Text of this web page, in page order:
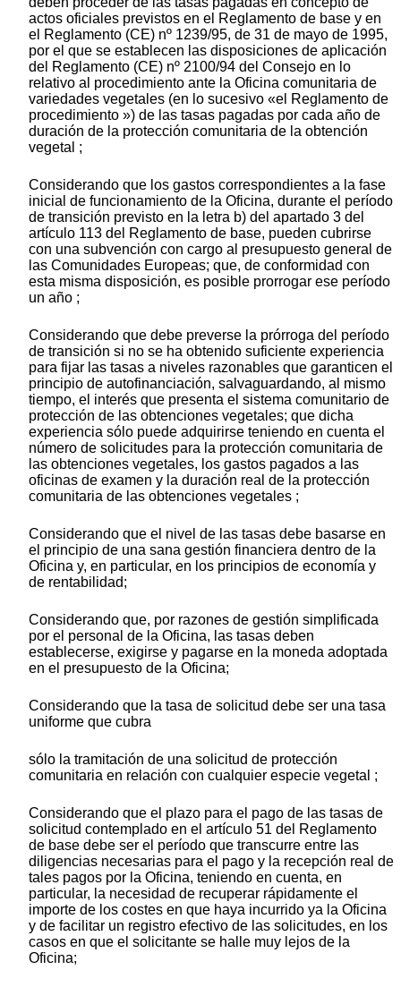
actos oficiales previstos en el Reglamento de base y en
el Reglamento (CE) nº 1239/95, de 31 de mayo de 1995,
por el que se establecen las disposiciones de aplicación
del Reglamento (CE) nº 2100/94 del Consejo en lo
relativo al procedimiento ante la Oficina comunitaria de
variedades vegetales (en lo sucesivo «el Reglamento de
procedimiento ») de las tasas pagadas por cada año de
duración de la protección comunitaria de la obtención
vegetal ;
Considerando que los gastos correspondientes a la fase
inicial de funcionamiento de la Oficina, durante el período
de transición previsto en la letra b) del apartado 3 del
artículo 113 del Reglamento de base, pueden cubrirse
con una subvención con cargo al presupuesto general de
las Comunidades Europeas; que, de conformidad con
esta misma disposición, es posible prorrogar ese período
un año ;
Considerando que debe preverse la prórroga del período
de transición si no se ha obtenido suficiente experiencia
para fijar las tasas a niveles razonables que garanticen el
principio de autofinanciación, salvaguardando, al mismo
tiempo, el interés que presenta el sistema comunitario de
protección de las obtenciones vegetales; que dicha
experiencia sólo puede adquirirse teniendo en cuenta el
número de solicitudes para la protección comunitaria de
las obtenciones vegetales, los gastos pagados a las
oficinas de examen y la duración real de la protección
comunitaria de las obtenciones vegetales ;
Considerando que el nivel de las tasas debe basarse en
el principio de una sana gestión financiera dentro de la
Oficina y, en particular, en los principios de economía y
de rentabilidad;
Considerando que, por razones de gestión simplificada
por el personal de la Oficina, las tasas deben
establecerse, exigirse y pagarse en la moneda adoptada
en el presupuesto de la Oficina;
Considerando que la tasa de solicitud debe ser una tasa
uniforme que cubra
sólo la tramitación de una solicitud de protección
comunitaria en relación con cualquier especie vegetal ;
Considerando que el plazo para el pago de las tasas de
solicitud contemplado en el artículo 51 del Reglamento
de base debe ser el período que transcurre entre las
diligencias necesarias para el pago y la recepción real de
tales pagos por la Oficina, teniendo en cuenta, en
particular, la necesidad de recuperar rápidamente el
importe de los costes en que haya incurrido ya la Oficina
y de facilitar un registro efectivo de las solicitudes, en los
casos en que el solicitante se halle muy lejos de la
Oficina;